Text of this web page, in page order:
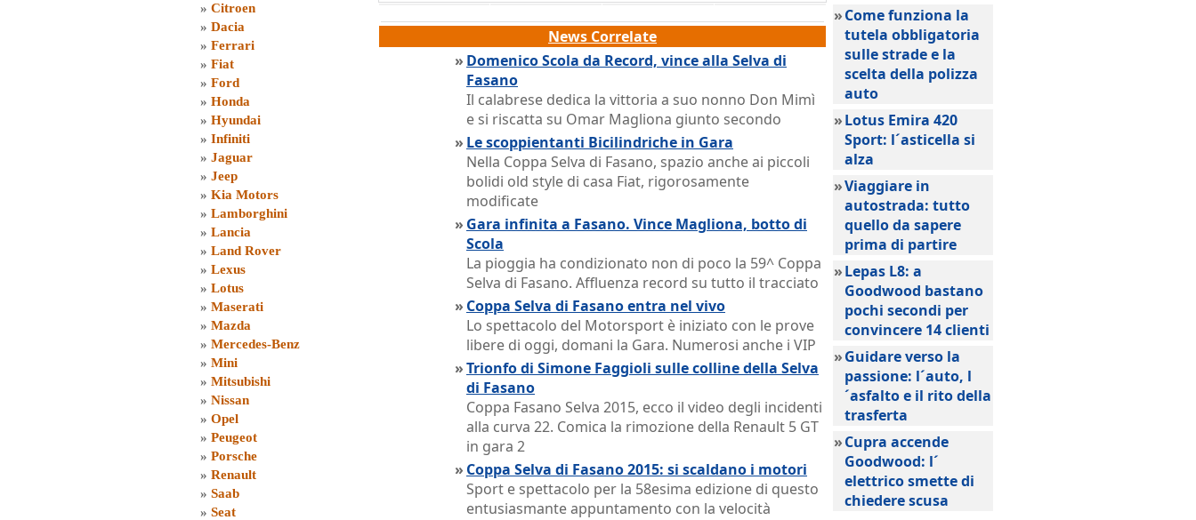
» Citroen
» Dacia
» Ferrari
» Fiat
» Ford
» Honda
» Hyundai
» Infiniti
» Jaguar
» Jeep
» Kia Motors
» Lamborghini
» Lancia
» Land Rover
» Lexus
» Lotus
» Maserati
» Mazda
» Mercedes-Benz
» Mini
» Mitsubishi
» Nissan
» Opel
» Peugeot
» Porsche
» Renault
» Saab
» Seat
News Correlate
» Domenico Scola da Record, vince alla Selva di
Fasano
Il calabrese dedica la vittoria a suo nonno Don Mimì
e si riscatta su Omar Magliona giunto secondo
» Le scoppientanti Bicilindriche in Gara
Nella Coppa Selva di Fasano, spazio anche ai piccoli
bolidi old style di casa Fiat, rigorosamente
modificate
» Gara infinita a Fasano. Vince Magliona, botto di
Scola
La pioggia ha condizionato non di poco la 59^ Coppa
Selva di Fasano. Affluenza record su tutto il tracciato
» Coppa Selva di Fasano entra nel vivo
Lo spettacolo del Motorsport è iniziato con le prove
libere di oggi, domani la Gara. Numerosi anche i VIP
»Trionfo di Simone Faggioli sulle colline della Selva
di Fasano
Coppa Fasano Selva 2015, ecco il video degli incidenti
alla curva 22. Comica la rimozione della Renault 5 GT
in gara 2
» Coppa Selva di Fasano 2015: si scaldano i motori
Sport e spettacolo per la 58esima edizione di questo
entusiasmante appuntamento con la velocità
»Come funziona la
tutela obbligatoria
sulle strade e la
scelta della polizza
auto
»Lotus Emira 420
Sport: l´asticella si
alza
»Viaggiare in
autostrada: tutto
quello da sapere
prima di partire
»Lepas L8: a
Goodwood bastano
pochi secondi per
convincere 14 clienti
»Guidare verso la
passione: l´auto, l
´asfalto e il rito della
trasferta
»Cupra accende
Goodwood: l´
elettrico smette di
chiedere scusa